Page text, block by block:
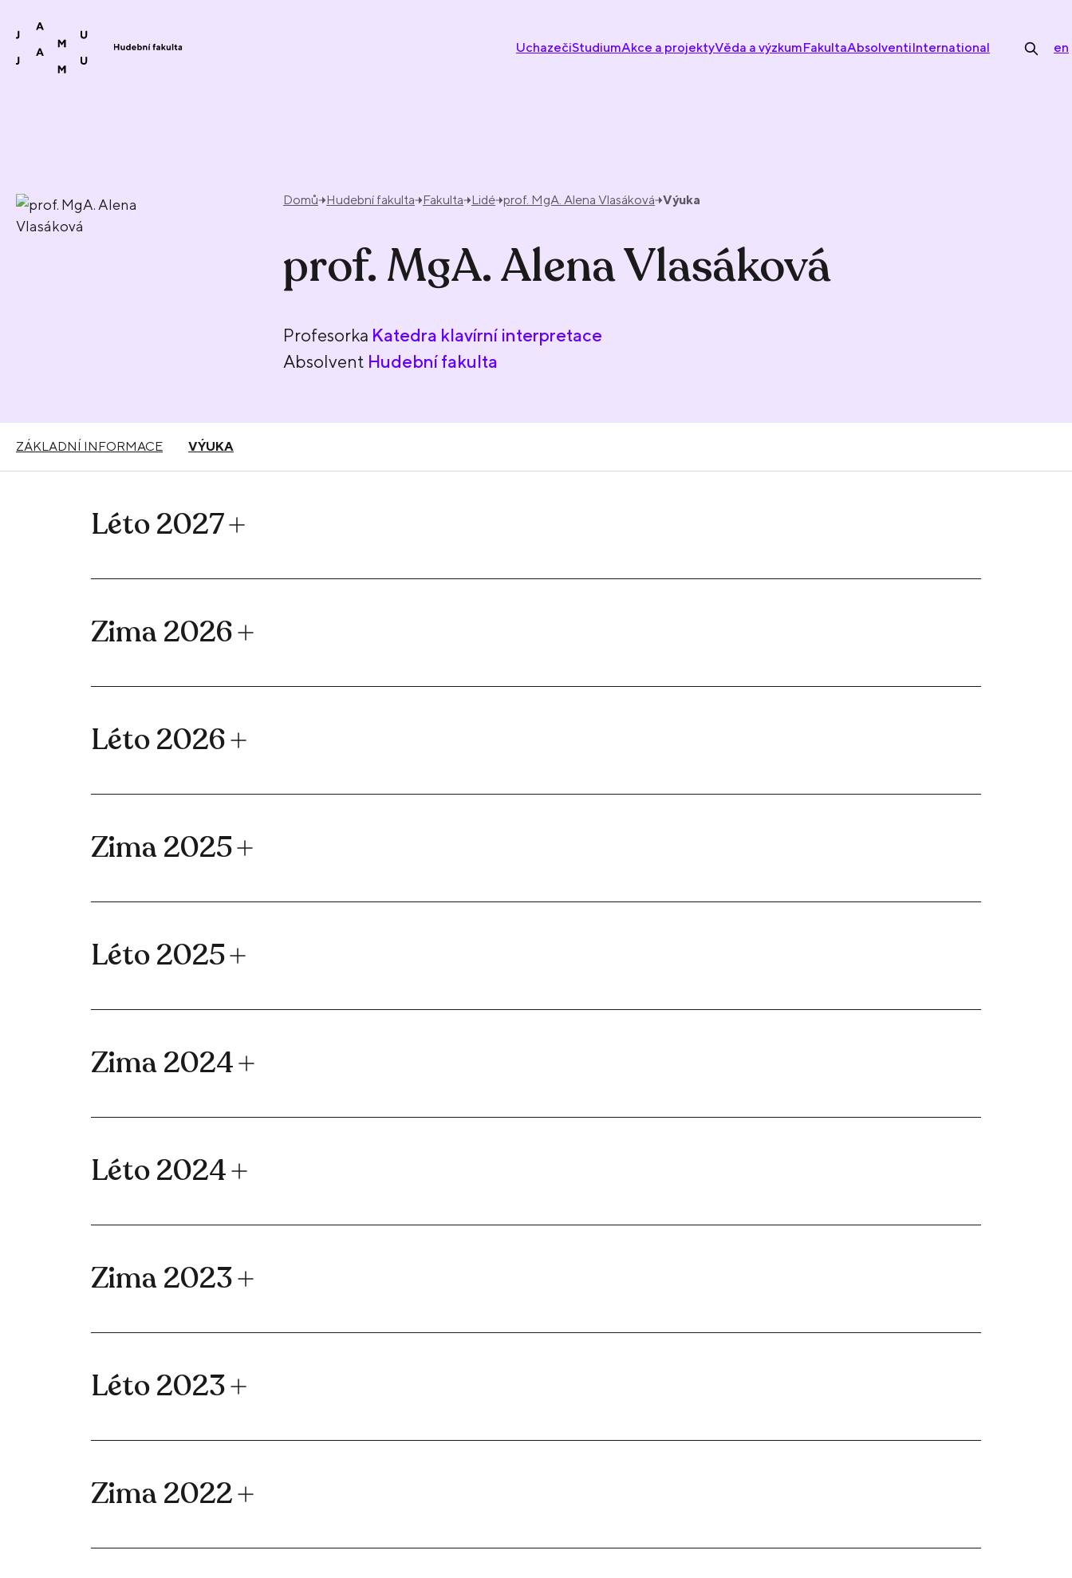
UchazečiStudiumAkce a projektyVěda a výzkumFakultaAbsolventiInternational en
Domů Hudební fakulta Fakulta Lidé prof. MgA. Alena Vlasáková Výuka
prof. MgA. Alena Vlasáková
Profesorka Katedra klavírní interpretace
Absolvent Hudební fakulta
ZÁKLADNÍ INFORMACE VÝUKA
Léto 2027
Zima 2026
Léto 2026
Zima 2025
Léto 2025
Zima 2024
Léto 2024
Zima 2023
Léto 2023
Zima 2022